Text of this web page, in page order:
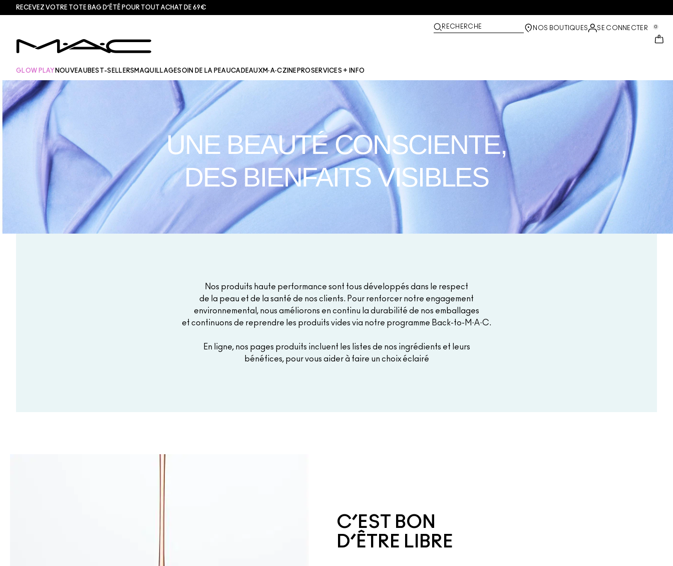
RECEVEZ VOTRE TOTE BAG D’ÉTÉ POUR TOUT ACHAT DE 69€
RECHERCHE NOS BOUTIQUES SE CONNECTER 0
GLOW PLAY NOUVEAUBEST-SELLERS MAQUILLAGESOIN DE LA PEAUCADEAUX M·A·CZINE​ PROSERVICES + INFO
UNE BEAUTÉ CONSCIENTE,
DES BIENFAITS VISIBLES
Nos produits haute performance sont tous développés dans le respect
de la peau et de la santé de nos clients. Pour renforcer notre engagement
environnemental, nous améliorons en continu la durabilité de nos emballages
et continuons de reprendre les produits vides via notre programme Back-to-M·A·C.
En ligne, nos pages produits incluent les listes de nos ingrédients et leurs
bénéfices, pour vous aider à faire un choix éclairé
C’EST BON
D’ÊTRE LIBRE